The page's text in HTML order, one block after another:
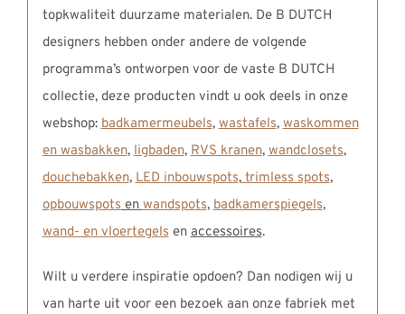
topkwaliteit duurzame materialen. De B DUTCH
designers hebben onder andere de volgende
programma’s ontworpen voor de vaste B DUTCH
collectie, deze producten vindt u ook deels in onze
webshop: badkamermeubels, wastafels, waskommen
en wasbakken, ligbaden, RVS kranen, wandclosets,
douchebakken, LED inbouwspots,trimless spots,
opbouwspots en wandspots, badkamerspiegels,
wand- en vloertegels en accessoires.
Wilt u verdere inspiratie opdoen? Dan nodigen wij u
van harte uit voor een bezoek aan onze fabriek met